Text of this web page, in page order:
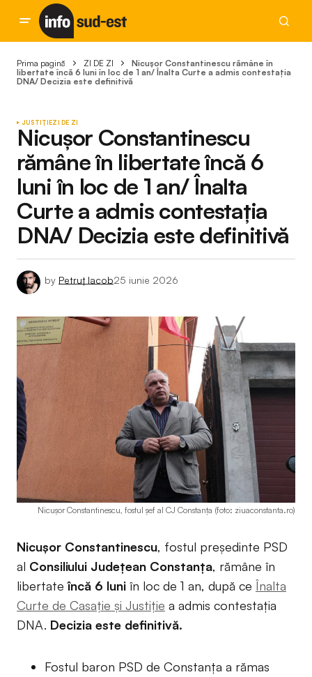
Prima pagină ZI DE ZI
Nicușor Constantinescu rămâne în
libertate încă 6 luni în loc de 1 an/ Înalta Curte a admis contestația
DNA/ Decizia este definitivă
JUSTIȚIEZI DE ZI
Nicușor Constantinescu
rămâne în libertate încă 6
luni în loc de 1 an/ Înalta
Curte a admis contestația
DNA/ Decizia este definitivă
by Petruț Iacob25 iunie 2026
Nicușor Constantinescu, fostul șef al CJ Constanța (foto: ziuaconstanta.ro)
Nicușor Constantinescu, fostul președinte PSD
al Consiliului Județean Constanța, rămâne în
libertateîncă 6 luni în loc de 1 an, după ce Înalta
Curte de Casație și Justiție a admis contestația
DNA. Decizia este definitivă.
Fostul baron PSD de Constanța a rămas